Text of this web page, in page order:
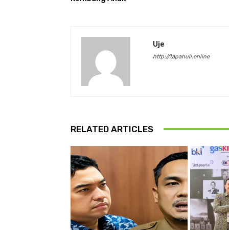
Uje
http://tapanuli.online
RELATED ARTICLES